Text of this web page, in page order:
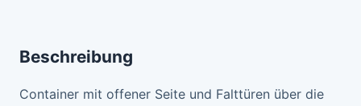
Beschreibung
Container mit offener Seite und Falttüren über die